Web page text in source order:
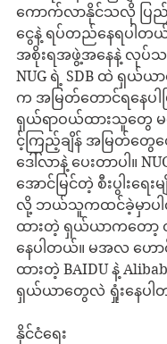
ကောက်လာနိုင်သလို ပ
ငွေနဲ့ ရပ်တည်နေရပါတယ်
အစိုးရအဖွဲ့အနေနဲ့ လုပ်သ
NUG ရဲ့ SDB ထဲ ရှယ်
က အမြတ်တောင်ရနေပ
ရှယ်ရာဝယ်ထားသူတွေ
င့်ကြည့်ချိန် အမြတ်တွေ
ဒေါ်လာနဲ့ ပေးတာပါ။
အောင်မြင်တဲ့ စီးပွါးရေ
လို့ ဘယ်သူကထင်ခဲ့မှာပ
ထားတဲ့ ရှယ်ယာကတော့
နေပါတယ်။ မအလ ဟော
ထားတဲ့ BAIDU နဲ့
ရှယ်ယာတွေလဲ ရှုံးနေပါ
နိုင်ငံရေး